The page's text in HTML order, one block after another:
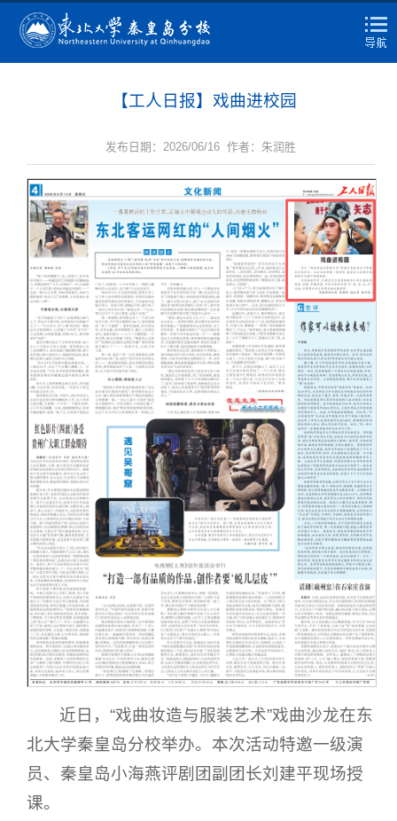
【工人日报】戏曲进校园
发布日期：2026/06/16 作者：朱润胜
近日，“戏曲妆造与服装艺术”戏曲沙龙在东
北大学秦皇岛分校举办。本次活动特邀一级演
员、秦皇岛小海燕评剧团副团长刘建平现场授
课。